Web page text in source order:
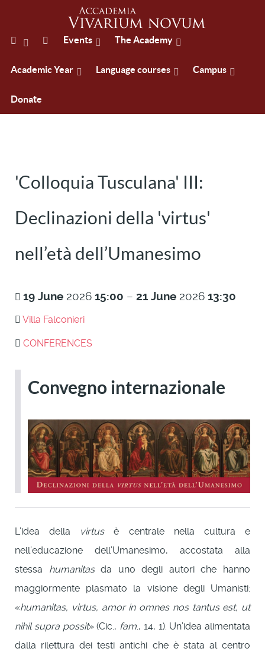
Events The Academy
Academic Year Language courses Campus
Donate
'Colloquia Tusculana' III:
Declinazioni della 'virtus'
nell’età dell’Umanesimo
19 June 2026 15:00 – 21 June 2026 13:30
Villa Falconieri
CONFERENCES
Convegno internazionale
L’idea della virtusè centrale nella cultura e
nell’educazione dell’Umanesimo, accostata alla
stessa humanitasda uno degli autori che hanno
maggiormente plasmato la visione degli Umanisti:
«humanitas, virtus, amor in omnes nos tantus est, ut
nihil supra possit» (Cic., fam., 14, 1). Un’idea alimentata
dalla rilettura dei testi antichi che è stata al centro